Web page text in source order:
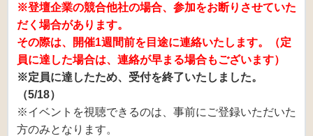
※登壇企業の競合他社の場合、参加をお断りさせていた
だく場合があります。
その際は、開催1週間前を目途に連絡いたします。（定
員に達した場合は、連絡が早まる場合もございます）
※定員に達したため、受付を終了いたしました。
（5/18）
※イベントを視聴できるのは、事前にご登録いただいた
方のみとなります。